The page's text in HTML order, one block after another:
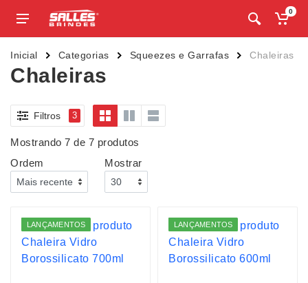
0
Inicial Categorias Squeezes e Garrafas Chaleiras
Chaleiras
Filtros 3
Mostrando 7 de 7 produtos
Ordem
Mostrar
LANÇAMENTOS LANÇAMENTOS